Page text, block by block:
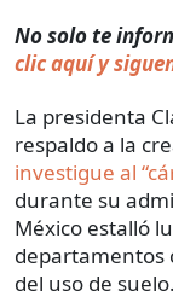
No solo te
clic aquí y
La presidenta
respaldo a la
investigue al
durante su
México estalló
departamentos
del uso de suelo.